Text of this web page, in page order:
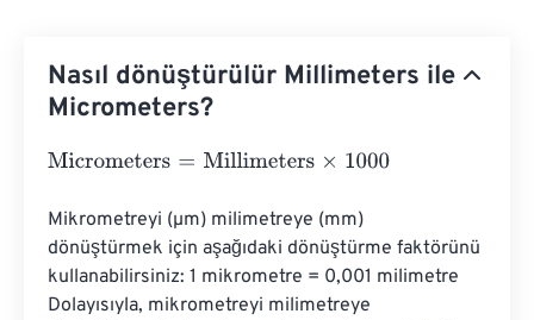
Nasıl dönüştürülür Millimeters ile
Micrometers?
Micrometers=Millimeters×1000
Mikrometreyi (µm) milimetreye (mm)
dönüştürmek için aşağıdaki dönüştürme faktörünü
kullanabilirsiniz: 1 mikrometre = 0,001 milimetre
Dolayısıyla, mikrometreyi milimetreye